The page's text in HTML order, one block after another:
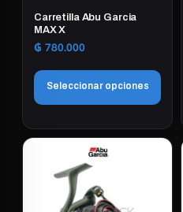
Carretilla Abu Garcia
MAX X
₲ 780.000
Seleccionar opciones
Este
producto
múltiples
variantes.